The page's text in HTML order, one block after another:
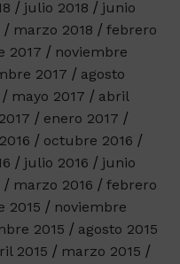
julio 2018
junio
marzo 2018
febrero
2017
noviembre
2017
agosto
mayo 2017
abril
enero 2017
octubre 2016
julio 2016
junio
marzo 2016
febrero
2015
noviembre
2015
agosto 2015
2015
marzo 2015